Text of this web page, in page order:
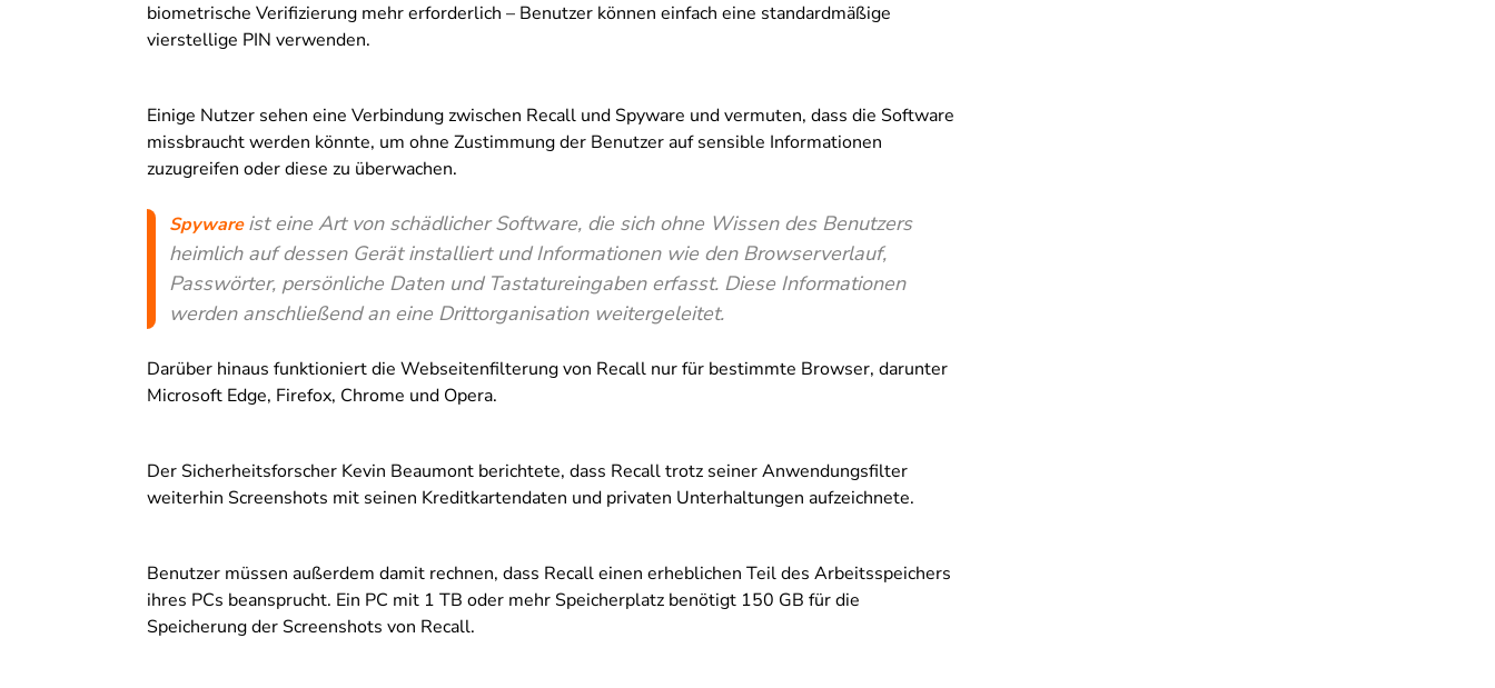
biometrische Verifizierung mehr erforderlich – Benutzer können einfach eine standardmäßige
vierstellige PIN verwenden.
Einige Nutzer sehen eine Verbindung zwischen Recall und Spyware und vermuten, dass die Software
missbraucht werden könnte, um ohne Zustimmung der Benutzer auf sensible Informationen
zuzugreifen oder diese zu überwachen.
Spywareist eine Art von schädlicher Software, die sich ohne Wissen des Benutzers
heimlich auf dessen Gerät installiert und Informationen wie den Browserverlauf,
Passwörter, persönliche Daten und Tastatureingaben erfasst. Diese Informationen
werden anschließend an eine Drittorganisation weitergeleitet.
Darüber hinaus funktioniert die Webseitenfilterung von Recall nur für bestimmte Browser, darunter
Microsoft Edge, Firefox, Chrome und Opera.
Der Sicherheitsforscher Kevin Beaumont berichtete, dass Recall trotz seiner Anwendungsfilter
weiterhin Screenshots mit seinen Kreditkartendaten und privaten Unterhaltungen aufzeichnete.
Benutzer müssen außerdem damit rechnen, dass Recall einen erheblichen Teil des Arbeitsspeichers
ihres PCs beansprucht. Ein PC mit 1 TB oder mehr Speicherplatz benötigt 150 GB für die
Speicherung der Screenshots von Recall.